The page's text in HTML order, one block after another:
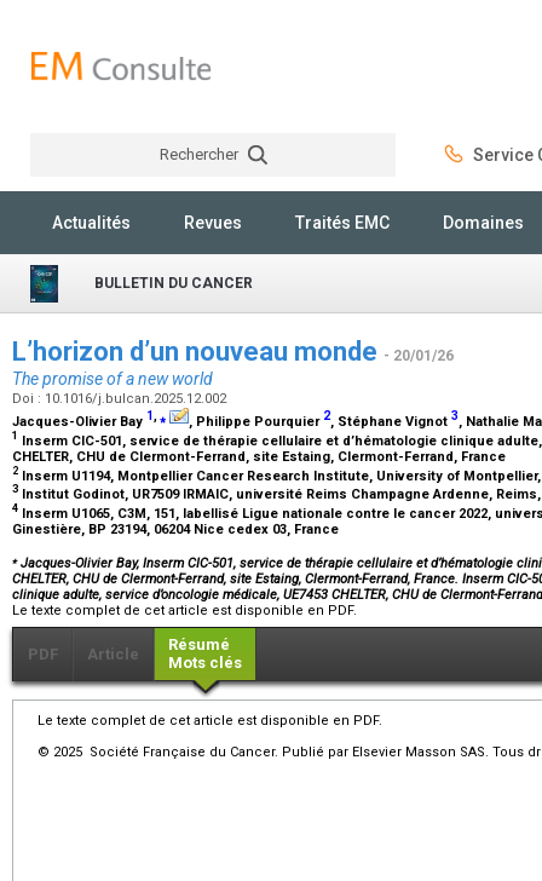
Rechercher Service
Actualités Revues Traités EMC Domaines
BULLETIN DU CANCER
L’horizon d’un nouveau monde - 20/01/26
The promise of a new world
Doi : 10.1016/j.bulcan.2025.12.002
Jacques-Olivier Bay 1,⁎ , Philippe Pourquier 2, Stéphane Vignot 3, Nathalie
1 Inserm CIC-501, service de thérapie cellulaire et d’hématologie clinique
CHELTER, CHU de Clermont-Ferrand, site Estaing, Clermont-Ferrand, France
2 Inserm U1194, Montpellier Cancer Research Institute, University of
3 Institut Godinot, UR7509 IRMAIC, université Reims Champagne Ardenne,
4 Inserm U1065, C3M, 151, labellisé Ligue nationale contre le cancer 2022,
Ginestière, BP 23194, 06204 Nice cedex 03, France
⁎Jacques-Olivier Bay, Inserm CIC-501, service de thérapie cellulaire et d’hématologie
CHELTER, CHU de Clermont-Ferrand, site Estaing, Clermont-Ferrand, France. Inserm
clinique adulte, service d’oncologie médicale, UE7453 CHELTER, CHU de Clermont-
Le texte complet de cet article est disponible en PDF.
PDF Article
Résumé
Mots clés
Le texte complet de cet article est disponible en PDF.
© 2025 Société Française du Cancer. Publié par Elsevier Masson SAS. Tous